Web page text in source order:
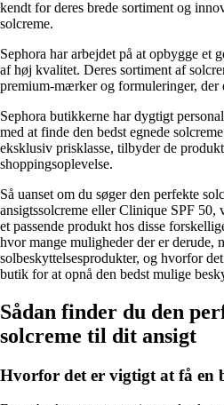
kendt for deres brede sortiment og
solcreme.
Sephora har arbejdet på at opbygge et
af høj kvalitet. Deres sortiment af
premium-mærker og formuleringer, der
Sephora butikkerne har dygtigt
med at finde den bedst egnede
eksklusiv prisklasse, tilbyder de
shoppingsoplevelse.
Så uanset om du søger den perfekte
ansigtssolcreme eller Clinique SPF
et passende produkt hos disse
hvor mange muligheder der er derude,
solbeskyttelsesprodukter, og hvorfor
butik for at opnå den bedst mulige
Sådan finder du den
solcreme til dit ansigt
Hvorfor det er vigtigt at få en